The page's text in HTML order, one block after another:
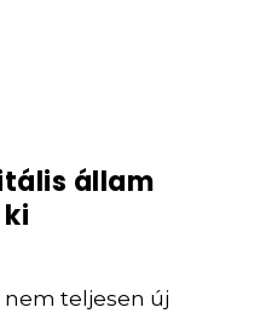
állam
nem teljesen új